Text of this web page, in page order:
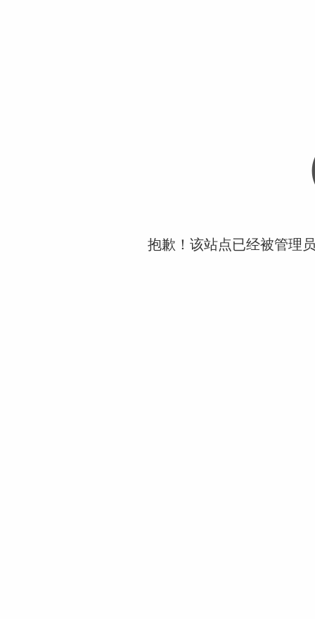
抱歉！该站点已经被管理